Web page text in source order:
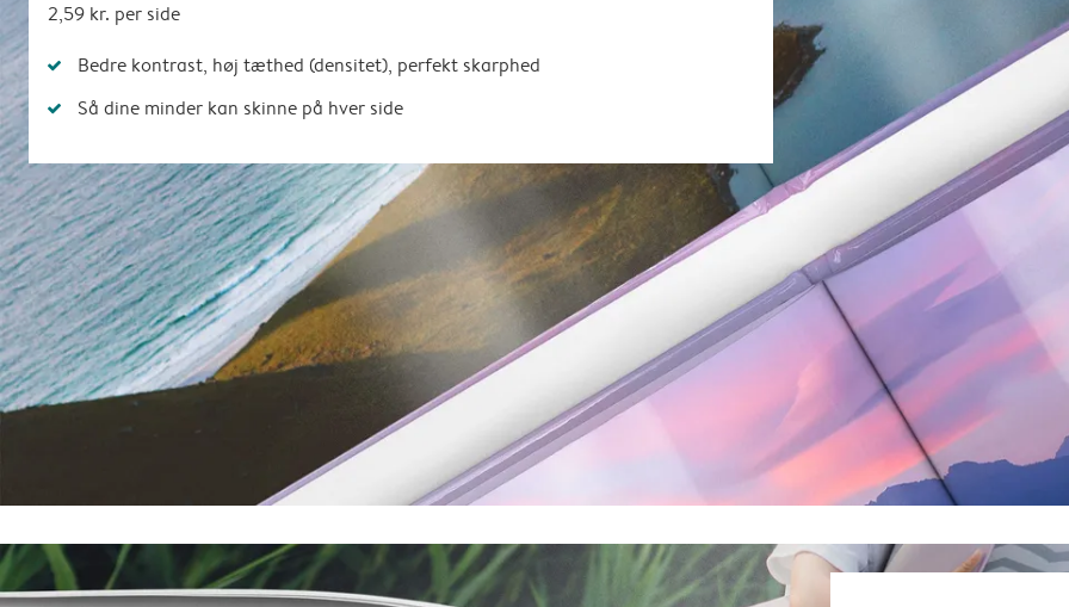
2,59 kr. per side
Bedre kontrast, høj tæthed (densitet), perfekt skarphed
Så dine minder kan skinne på hver side